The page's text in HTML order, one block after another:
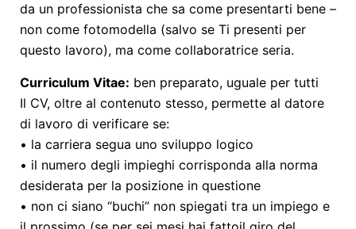
da un professionista che sa come presentarti bene –
non come fotomodella (salvo se Ti presenti per
questo lavoro), ma come collaboratrice seria.
Curriculum Vitae: ben preparato, uguale per tutti
Il CV, oltre al contenuto stesso, permette al datore
di lavoro di verificare se:
• la carriera segua uno sviluppo logico
• il numero degli impieghi corrisponda alla norma
desiderata per la posizione in questione
• non ci siano “buchi” non spiegati tra un impiego e